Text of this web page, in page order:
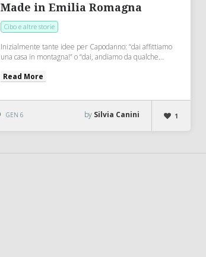
Made in Emilia Romagna
Cibo e altre storie
Inizialmente tante idee per Capodanno: “dai affittiamo
una casa in montagna!” o “dai, andiamo da qualche...
Read More
GEN 6 1
by Silvia Canini